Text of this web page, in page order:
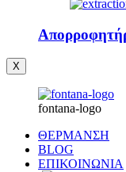
X
fontana-logo
ΘΕΡΜΑΝΣΗ
BLOG
ΕΠΙΚΟΙΝΩΝΙΑ